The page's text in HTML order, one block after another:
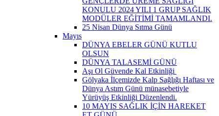
KONULU 2024 YILI 1 GRUP SAĞLIK
MODÜLER EĞİTİMİ TAMAMLANDI.
25 Nisan Dünya Sıtma Günü
Mayıs
DÜNYA EBELER GÜNÜ KUTLU
OLSUN
DÜNYA TALASEMİ GÜNÜ
Aşı Ol Güvende Kal Etkinliği ​
Gölyaka İlçemizde Kalp Sağlığı Haftası ve
Dünya Astım Günü münasebetiyle
Yürüyüş Etkinliği Düzenlendi.
10 MAYIS SAĞLIK İÇİN HAREKET